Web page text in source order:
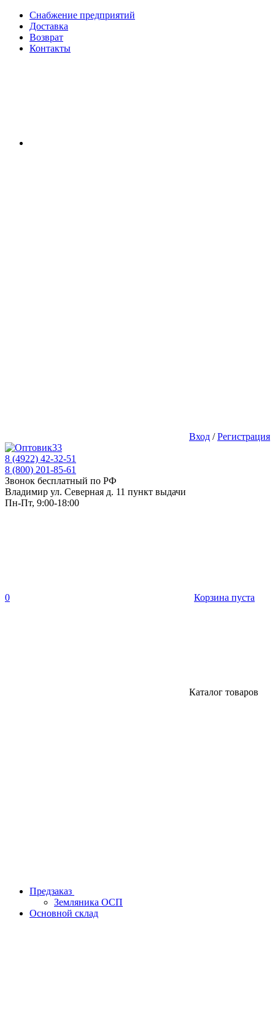
Снабжение предприятий
Доставка
Возврат
Контакты
Вход /Регистрация
8 (4922) 42-32-51
8 (800) 201-85-61
Звонок бесплатный по РФ
Владимир ул. Северная д. 11 пункт выдачи
Пн-Пт, 9:00-18:00
0 Корзина пуста
Каталог товаров
Предзаказ
Земляника ОСП
Основной склад